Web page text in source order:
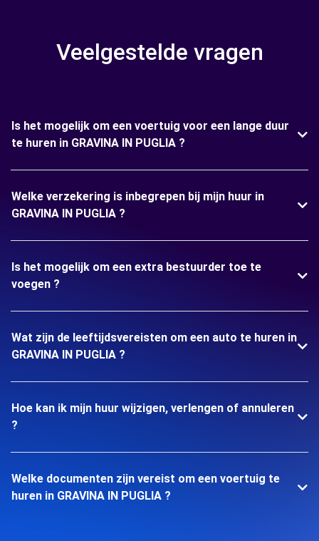
Veelgestelde vragen
Is het mogelijk om een voertuig voor een lange duur
te huren in GRAVINA IN PUGLIA ?
Welke verzekering is inbegrepen bij mijn huur in
GRAVINA IN PUGLIA ?
Is het mogelijk om een extra bestuurder toe te
voegen ?
Wat zijn de leeftijdsvereisten om een auto te huren in
GRAVINA IN PUGLIA ?
Hoe kan ik mijn huur wijzigen, verlengen of annuleren
?
Welke documenten zijn vereist om een voertuig te
huren in GRAVINA IN PUGLIA ?